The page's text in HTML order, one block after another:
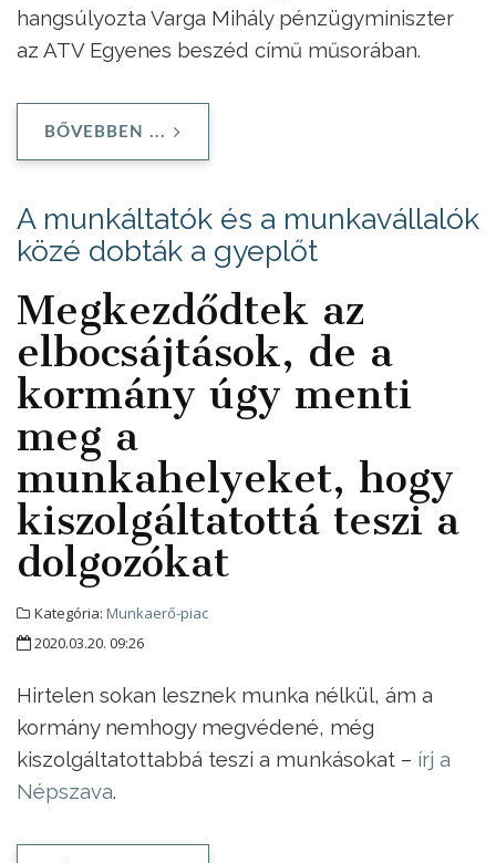
hangsúlyozta Varga Mihály pénzügyminiszter
az ATV Egyenes beszéd című műsorában.
BŐVEBBEN ...
A munkáltatók és a munkavállalók
közé dobták a gyeplőt
Megkezdődtek az
elbocsájtások, de a
kormány úgy menti
meg a
munkahelyeket, hogy
kiszolgáltatottá teszi a
dolgozókat
Kategória: Munkaerő-piac
2020.03.20. 09:26
Hirtelen sokan lesznek munka nélkül, ám a
kormány nemhogy megvédené, még
kiszolgáltatottabbá teszi a munkásokat – írj a
Népszava.